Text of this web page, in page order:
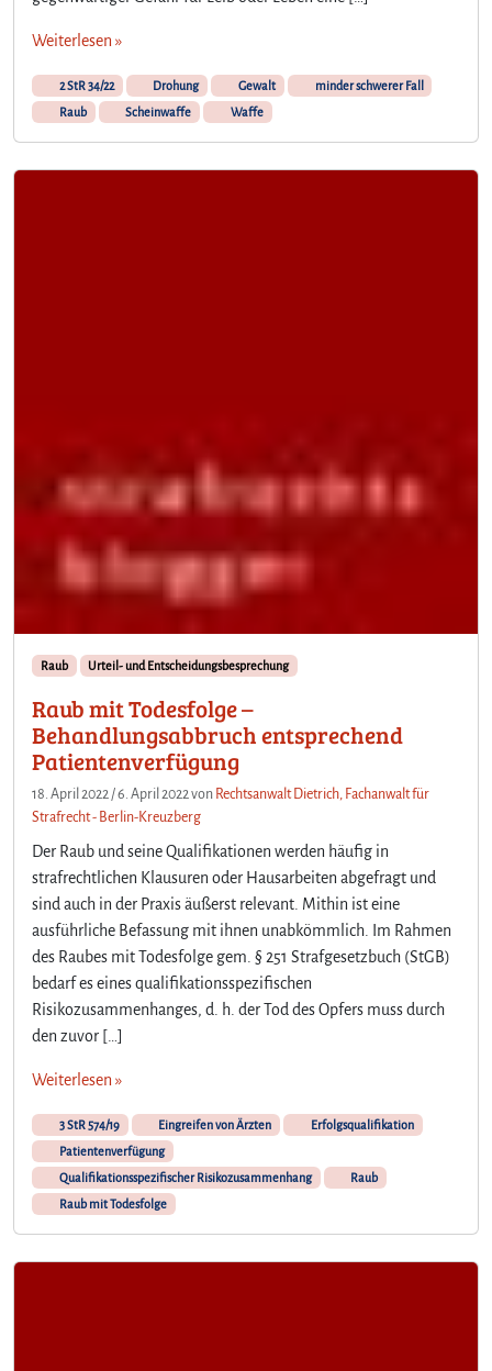
Weiterlesen »
2 StR 34/22 Drohung Gewalt
minder schwerer Fall
Raub
Scheinwaffe Waffe
Raub Urteil- und Entscheidungsbesprechung
Raub mit Todesfolge –
Behandlungsabbruch entsprechend
Patientenverfügung
18. April 2022 /6. April 2022von Rechtsanwalt Dietrich, Fachanwalt für
Strafrecht - Berlin-Kreuzberg
Der Raub und seine Qualifikationen werden häufig in
strafrechtlichen Klausuren oder Hausarbeiten abgefragt und
sind auch in der Praxis äußerst relevant. Mithin ist eine
ausführliche Befassung mit ihnen unabkömmlich. Im Rahmen
des Raubes mit Todesfolge gem. § 251 Strafgesetzbuch (StGB)
bedarf es eines qualifikationsspezifischen
Risikozusammenhanges, d. h. der Tod des Opfers muss durch
den zuvor […]
Weiterlesen »
3 StR 574/19 Eingreifen von Ärzten
Erfolgsqualifikation
Patientenverfügung
Qualifikationsspezifischer Risikozusammenhang
Raub
Raub mit Todesfolge